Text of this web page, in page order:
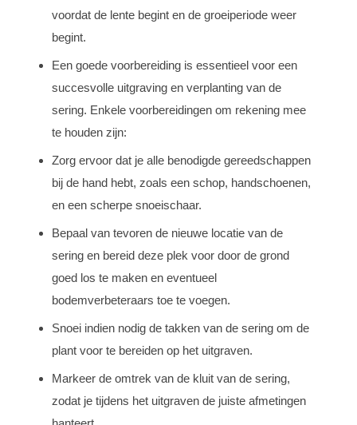
voordat de lente begint en de groeiperiode weer
begint.
Een goede voorbereiding is essentieel voor een
succesvolle uitgraving en verplanting van de
sering. Enkele voorbereidingen om rekening mee
te houden zijn:
Zorg ervoor dat je alle benodigde gereedschappen
bij de hand hebt, zoals een schop, handschoenen,
en een scherpe snoeischaar.
Bepaal van tevoren de nieuwe locatie van de
sering en bereid deze plek voor door de grond
goed los te maken en eventueel
bodemverbeteraars toe te voegen.
Snoei indien nodig de takken van de sering om de
plant voor te bereiden op het uitgraven.
Markeer de omtrek van de kluit van de sering,
zodat je tijdens het uitgraven de juiste afmetingen